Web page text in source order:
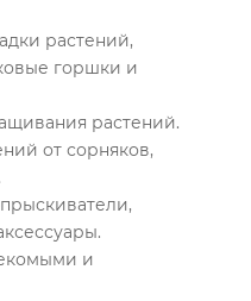
растений,
горшки и
растений.
от сорняков,
и